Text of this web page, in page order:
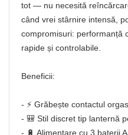
tot — nu necesită
când vrei stârnire intensă,
compromisuri: performanță
rapide și controlabile.
Beneficii:
- ⚡ Grăbește contactul
- 🎒 Stil discret tip lanternă
- 🔋 Alimentare cu 3 baterii